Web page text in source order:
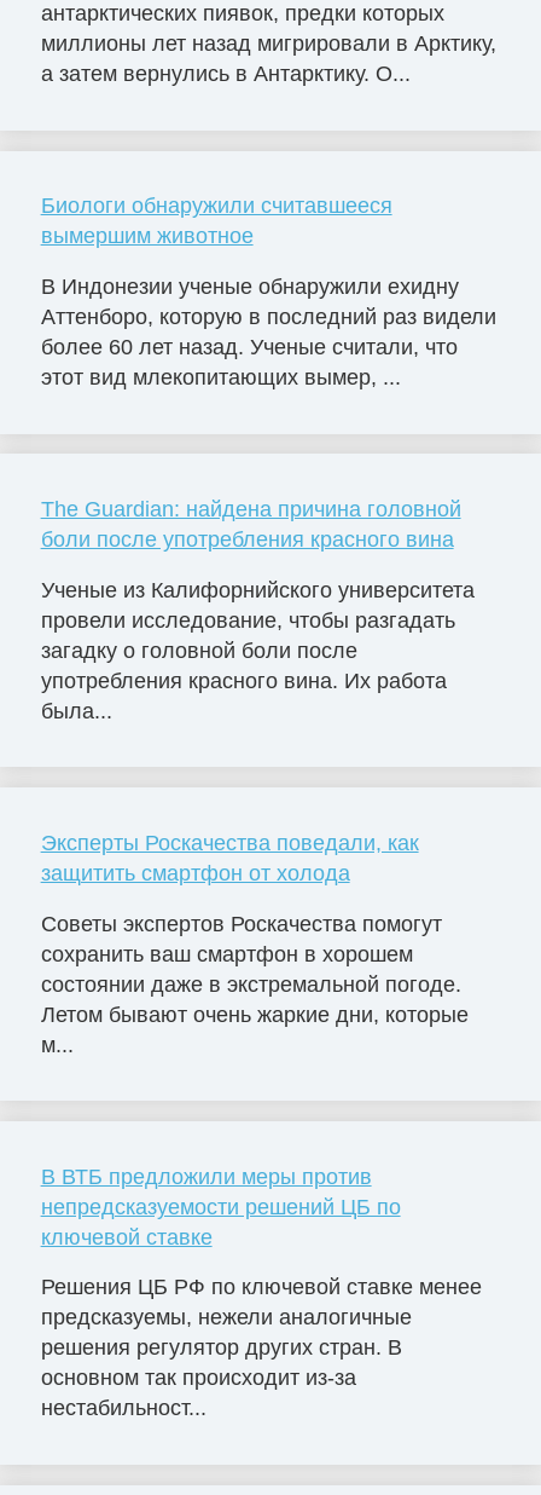
антарктических пиявок, предки которых
миллионы лет назад мигрировали в Арктику,
а затем вернулись в Антарктику. О...
Биологи обнаружили считавшееся
вымершим животное
В Индонезии ученые обнаружили ехидну
Аттенборо, которую в последний раз видели
более 60 лет назад. Ученые считали, что
этот вид млекопитающих вымер, ...
The Guardian: найдена причина головной
боли после употребления красного вина
Ученые из Калифорнийского университета
провели исследование, чтобы разгадать
загадку о головной боли после
употребления красного вина. Их работа
была...
Эксперты Роскачества поведали, как
защитить смартфон от холода
Советы экспертов Роскачества помогут
сохранить ваш смартфон в хорошем
состоянии даже в экстремальной погоде.
Летом бывают очень жаркие дни, которые
м...
В ВТБ предложили меры против
непредсказуемости решений ЦБ по
ключевой ставке
Решения ЦБ РФ по ключевой ставке менее
предсказуемы, нежели аналогичные
решения регулятор других стран. В
основном так происходит из-за
нестабильност...